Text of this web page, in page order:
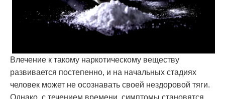
Влечение к такому наркотическому веществу
развивается постепенно, и на начальных стадиях
человек может не осознавать своей нездоровой тяги.